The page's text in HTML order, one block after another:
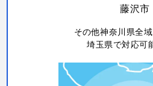
藤沢市
その他神奈川県全域
埼玉県で対応可